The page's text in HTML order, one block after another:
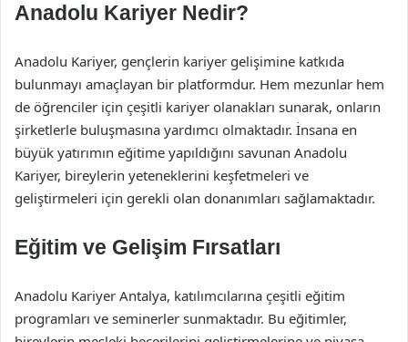
Anadolu Kariyer Nedir?
Anadolu Kariyer, gençlerin kariyer gelişimine katkıda
bulunmayı amaçlayan bir platformdur. Hem mezunlar hem
de öğrenciler için çeşitli kariyer olanakları sunarak, onların
şirketlerle buluşmasına yardımcı olmaktadır. İnsana en
büyük yatırımın eğitime yapıldığını savunan Anadolu
Kariyer, bireylerin yeteneklerini keşfetmeleri ve
geliştirmeleri için gerekli olan donanımları sağlamaktadır.
Eğitim ve Gelişim Fırsatları
Anadolu Kariyer Antalya, katılımcılarına çeşitli eğitim
programları ve seminerler sunmaktadır. Bu eğitimler,